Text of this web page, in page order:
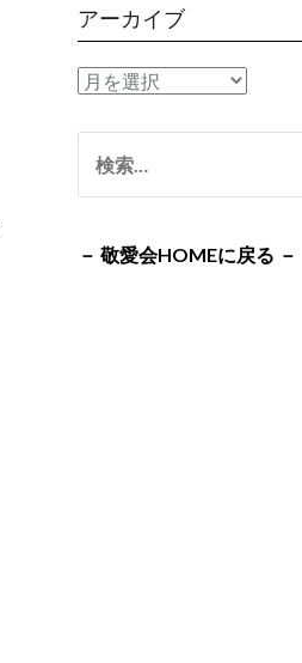
アーカイブ
ア
カ
ブ
索:
－ 敬愛会HOMEに戻る －